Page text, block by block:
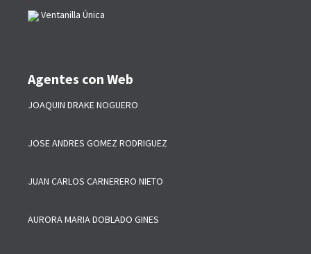
Ventanilla Única
Agentes con Web
JOAQUIN DRAKE NOGUERO
JOSE ANDRES GOMEZ RODRIGUEZ
JUAN CARLOS CARNERERO NIETO
AURORA MARIA DOBLADO GINES